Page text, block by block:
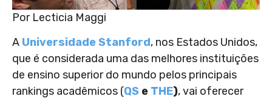
Por Lecticia Maggi
A Universidade Stanford, nos Estados Unidos,
que é considerada uma das melhores instituições
de ensino superior do mundo pelos principais
rankings acadêmicos (QS e THE), vai oferecer